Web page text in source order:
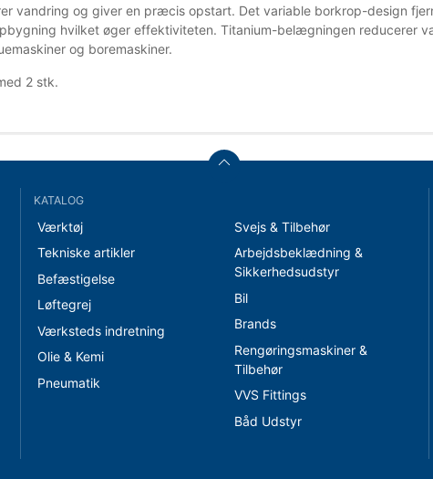
vandring og giver en præcis opstart. Det variable borkrop-design
hvilket øger effektiviteten. Titanium-belægningen reducerer
og boremaskiner.
2 stk.
KATALOG
Værktøj
Tekniske artikler
Befæstigelse
Løftegrej
Værksteds indretning
Olie & Kemi
Pneumatik
Svejs & Tilbehør
Arbejdsbeklædning &
Sikkerhedsudstyr
Bil
Brands
Rengøringsmaskiner &
Tilbehør
VVS Fittings
Båd Udstyr